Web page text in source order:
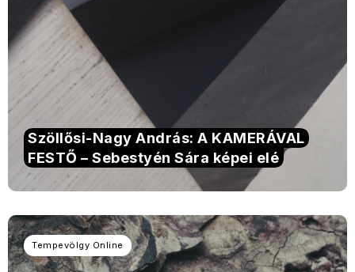
Szöllősi-Nagy András: A KAMERÁVAL
FESTŐ – Sebestyén Sára képei elé
Tempevölgy Online